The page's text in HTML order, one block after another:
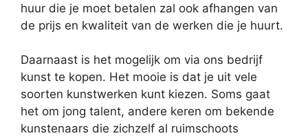
huur die je moet betalen zal ook afhangen van
de prijs en kwaliteit van de werken die je huurt.
Daarnaast is het mogelijk om via ons bedrijf
kunst te kopen. Het mooie is dat je uit vele
soorten kunstwerken kunt kiezen. Soms gaat
het om jong talent, andere keren om bekende
kunstenaars die zichzelf al ruimschoots